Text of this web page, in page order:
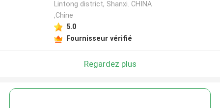
Lintong district, Shanxi. CHINA
,Chine
5.0
Fournisseur vérifié
Regardez plus